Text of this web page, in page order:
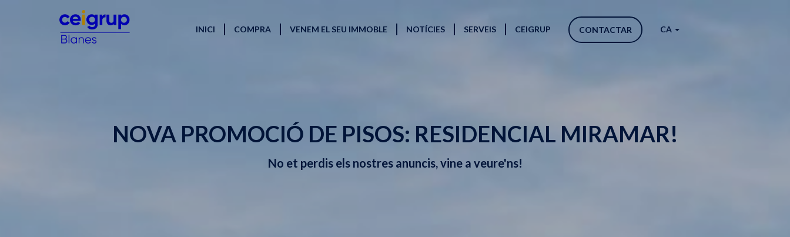
INICI COMPRA VENEM EL SEU IMMOBLE NOTÍCIES SERVEIS CEIGRUP CONTACTAR CA
NOVA PROMOCIÓ DE PISOS: RESIDENCIAL MIRAMAR!
No et perdis els nostres anuncis, vine a veure'ns!